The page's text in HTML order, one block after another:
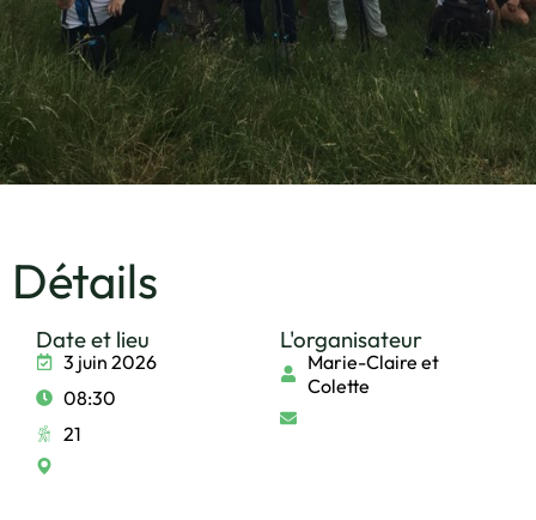
Détails
Date et lieu
3 juin 2026
08:30
21
L'organisateur
Marie-Claire et
Colette